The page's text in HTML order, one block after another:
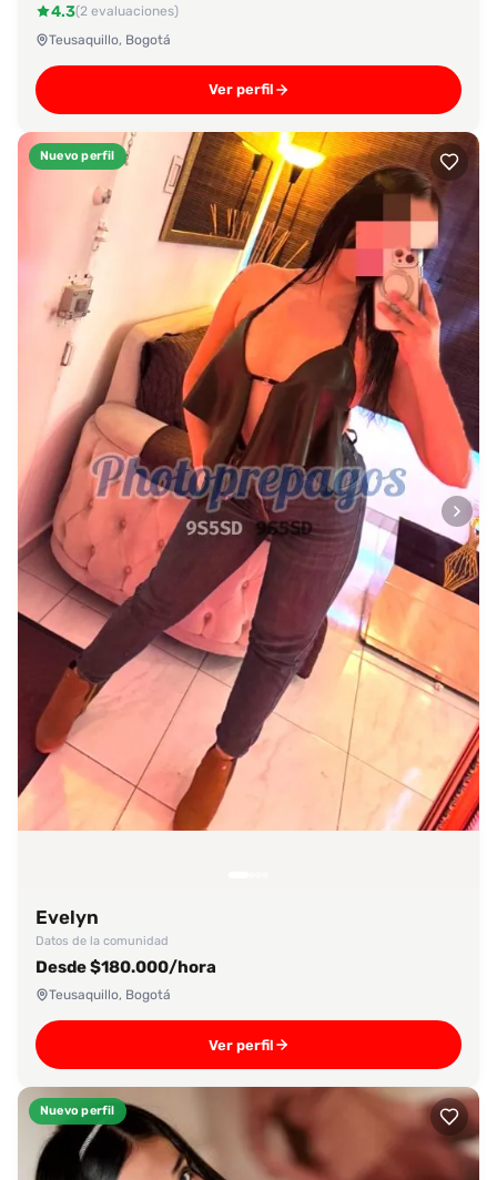
4.3(2 evaluaciones)
Teusaquillo, Bogotá
Ver perfil
Nuevo perfil
Evelyn
Datos de la comunidad
Desde $180.000/hora
Teusaquillo, Bogotá
Ver perfil
Nuevo perfil